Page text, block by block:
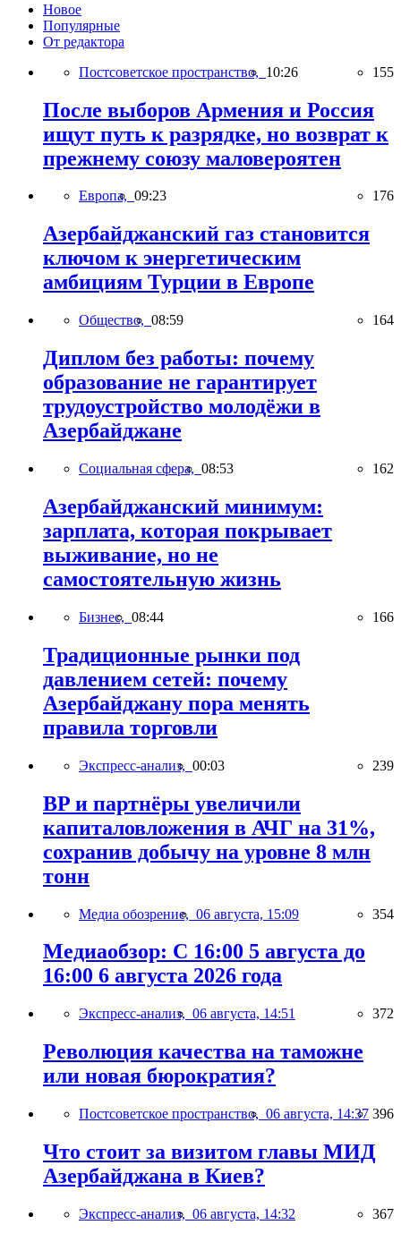
Новое
Популярные
От редактора
Постсоветское пространство, 10:26 155
После выборов Армения и Россия
ищут путь к разрядке, но возврат к
прежнему союзу маловероятен
Европа, 09:23 176
Азербайджанский газ становится
ключом к энергетическим
амбициям Турции в Европе
Общество, 08:59 164
Диплом без работы: почему
образование не гарантирует
трудоустройство молодёжи в
Азербайджане
Социальная сфера, 08:53 162
Азербайджанский минимум:
зарплата, которая покрывает
выживание, но не
самостоятельную жизнь
Бизнес, 08:44 166
Традиционные рынки под
давлением сетей: почему
Азербайджану пора менять
правила торговли
Экспресс-анализ, 00:03 239
BP и партнёры увеличили
капиталовложения в АЧГ на 31%,
сохранив добычу на уровне 8 млн
тонн
Медиа обозрение, 06 августа, 15:09 354
Медиаобзор: С 16:00 5 августа до
16:00 6 августа 2026 года
Экспресс-анализ, 06 августа, 14:51 372
Революция качества на таможне
или новая бюрократия?
Постсоветское пространство, 06 августа, 14:37 396
Что стоит за визитом главы МИД
Азербайджана в Киев?
Экспресс-анализ, 06 августа, 14:32 367